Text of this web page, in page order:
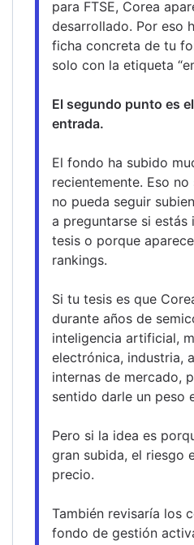
para FTSE, Corea
desarrollado. Por eso
ficha concreta de tu
solo con la etiqueta
El segundo punto es
entrada.
El fondo ha subido
recientemente. Eso
no pueda seguir
a preguntarse si
tesis o porque
rankings.
Si tu tesis es que
durante años de
inteligencia artificial,
electrónica, industria,
internas de mercado,
sentido darle un peso
Pero si la idea es
gran subida, el riesgo
precio.
También revisaría los
fondo de gestión